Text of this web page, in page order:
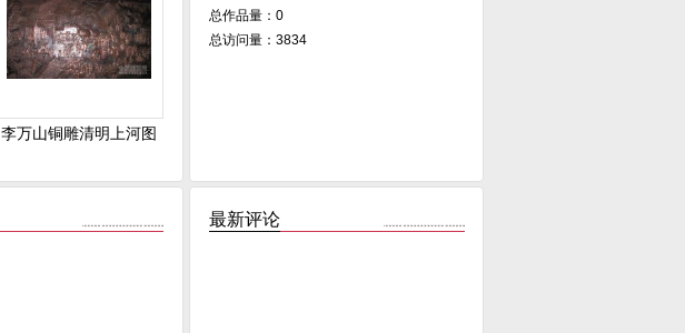
李万山铜雕清明上河图
总作品量：0
总访问量：3834
最新评论